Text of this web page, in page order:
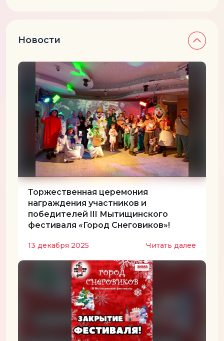
Новости
Торжественная церемония
награждения участников и
победителей III Мытищинского
фестиваля «Город Снеговиков»!
13 декабря 2025 Читать далее